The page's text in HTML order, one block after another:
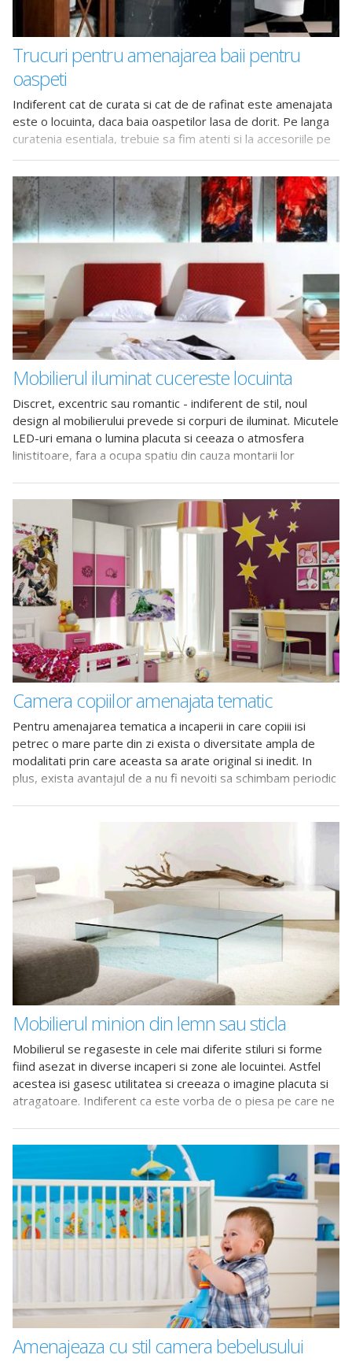
Trucuri pentru amenajarea baii pentru
oaspeti
Indiferent cat de curata si cat de de rafinat este amenajata
este o locuinta, daca baia oaspetilor lasa de dorit. Pe langa
curatenia esentiala, trebuie sa fim atenti si la accesoriile pe
Mobilierul iluminat cucereste locuinta
Discret, excentric sau romantic - indiferent de stil, noul
design al mobilierului prevede si corpuri de iluminat. Micutele
LED-uri emana o lumina placuta si ceeaza o atmosfera
linistitoare, fara a ocupa spatiu din cauza montarii lor
Camera copiilor amenajata tematic
Pentru amenajarea tematica a incaperii in care copiii isi
petrec o mare parte din zi exista o diversitate ampla de
modalitati prin care aceasta sa arate original si inedit. In
plus, exista avantajul de a nu fi nevoiti sa schimbam periodic
Mobilierul minion din lemn sau sticla
Mobilierul se regaseste in cele mai diferite stiluri si forme
fiind asezat in diverse incaperi si zone ale locuintei. Astfel
acestea isi gasesc utilitatea si creeaza o imagine placuta si
atragatoare. Indiferent ca este vorba de o piesa pe care ne
Amenajeaza cu stil camera bebelusului